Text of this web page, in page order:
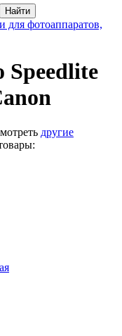
фотоаппаратов,
другие